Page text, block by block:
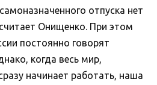
отпуска нет
Онищенко. При этом
постоянно говорят
когда весь мир,
начинает работать, наша